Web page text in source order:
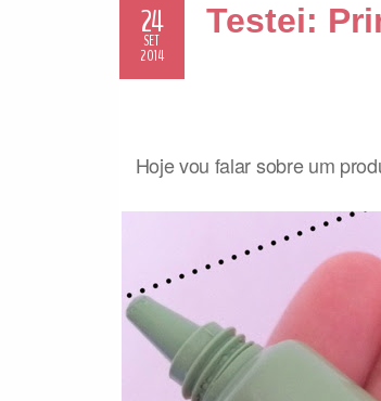
24
SET
2014
Testei:
Hoje vou falar sobre um